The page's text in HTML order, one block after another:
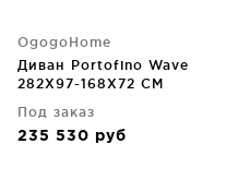
OgogoHome
Диван Portofino Wave
282X97-168X72 CM
Под заказ
235 530 руб